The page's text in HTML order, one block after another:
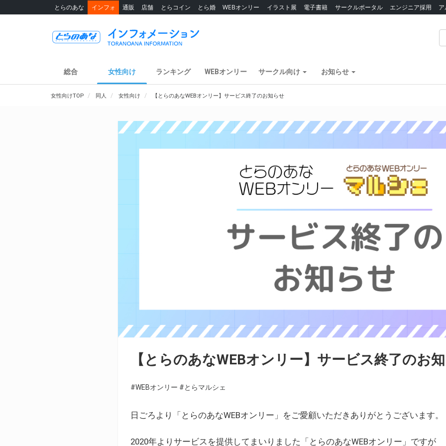
とらのあな インフォ 通販 店舗 とらコイン とら婚 WEBオンリー イラスト展 電子書籍 サークルポータル エンジニア採用
総合 女性向け ランキング WEBオンリー サークル向け お知らせ
女性向けTOP 同人 女性向け 【とらのあなWEBオンリー】サービス終了のお知らせ
【とらのあなWEBオンリー】サービス終了のお
#WEBオンリー #とらマルシェ
日ごろより「とらのあなWEBオンリー」をご愛顧いただきありがとうございます。
2020年よりサービスを提供してまいりました「とらのあなWEBオンリー」ですが